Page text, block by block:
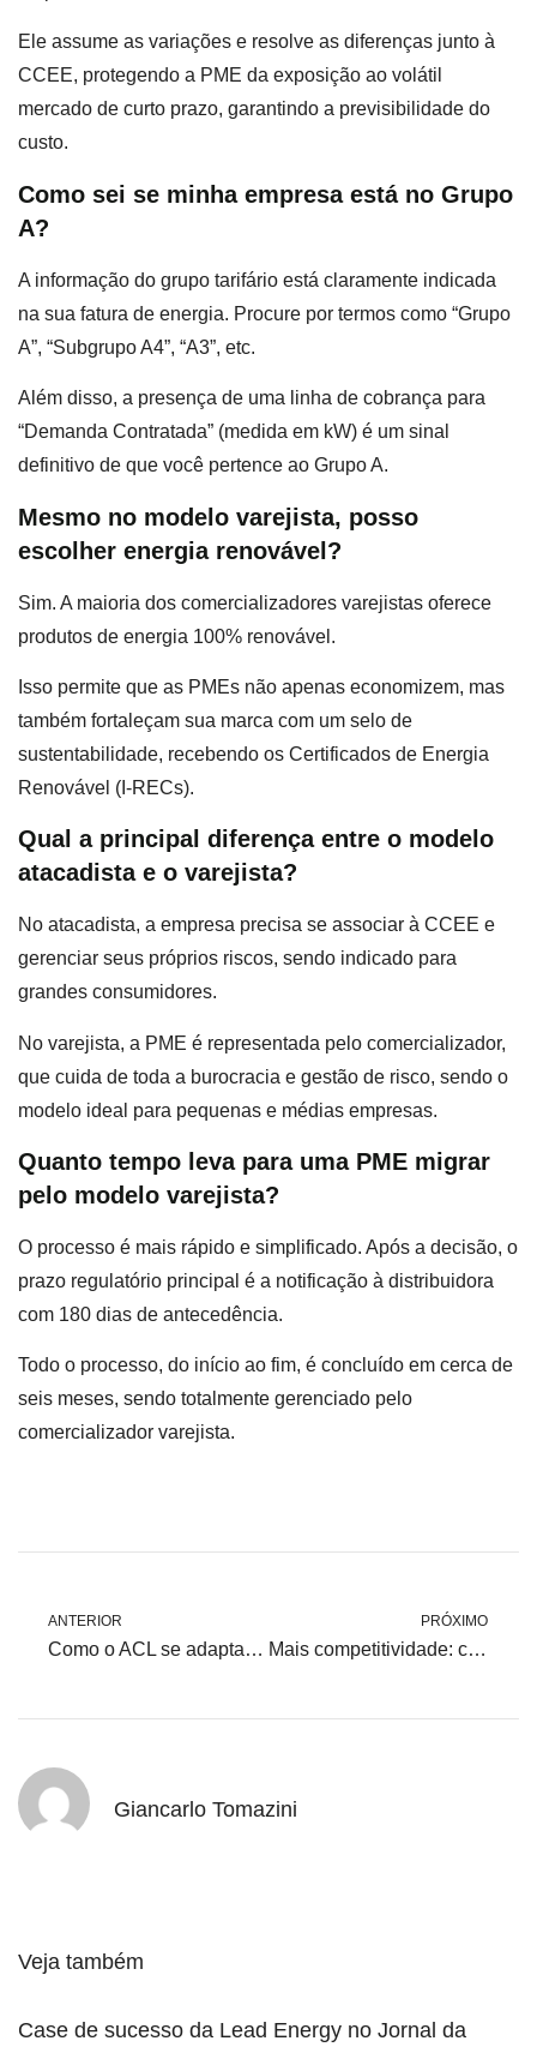
Ele assume as variações e resolve as diferenças junto à
CCEE, protegendo a PME da exposição ao volátil
mercado de curto prazo, garantindo a previsibilidade do
custo.
Como sei se minha empresa está no Grupo
A?
A informação do grupo tarifário está claramente indicada
na sua fatura de energia. Procure por termos como “Grupo
A”, “Subgrupo A4”, “A3”, etc.
Além disso, a presença de uma linha de cobrança para
“Demanda Contratada” (medida em kW) é um sinal
definitivo de que você pertence ao Grupo A.
Mesmo no modelo varejista, posso
escolher energia renovável?
Sim. A maioria dos comercializadores varejistas oferece
produtos de energia 100% renovável.
Isso permite que as PMEs não apenas economizem, mas
também fortaleçam sua marca com um selo de
sustentabilidade, recebendo os Certificados de Energia
Renovável (I-RECs).
Qual a principal diferença entre o modelo
atacadista e o varejista?
No atacadista, a empresa precisa se associar à CCEE e
gerenciar seus próprios riscos, sendo indicado para
grandes consumidores.
No varejista, a PME é representada pelo comercializador,
que cuida de toda a burocracia e gestão de risco, sendo o
modelo ideal para pequenas e médias empresas.
Quanto tempo leva para uma PME migrar
pelo modelo varejista?
O processo é mais rápido e simplificado. Após a decisão, o
prazo regulatório principal é a notificação à distribuidora
com 180 dias de antecedência.
Todo o processo, do início ao fim, é concluído em cerca de
seis meses, sendo totalmente gerenciado pelo
comercializador varejista.
ANTERIOR
Como o ACL se adapta à rotina de hospitais, escolas e indústrias
PRÓXIMO
Mais competitividade: como o ACL pode melhorar sua margem de lucro
Giancarlo Tomazini
Veja também
Case de sucesso da Lead Energy no Jornal da